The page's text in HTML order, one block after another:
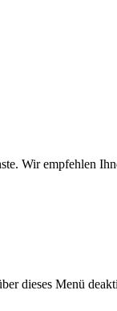
Wir empfehlen
dieses Menü